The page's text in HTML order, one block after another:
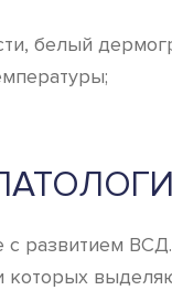
белый
развитием